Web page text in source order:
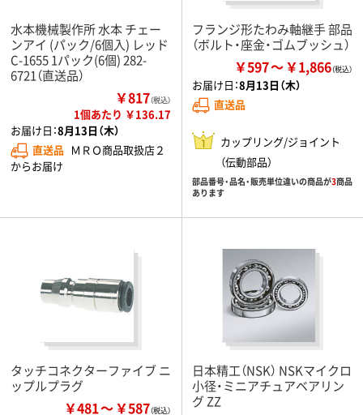
水本機械製作所 水本 チェー
ンアイ (パック/6個入) レッド
C-1655 1パック(6個) 282-
6721（直送品）
￥817（税込）
1個あたり ￥136.17
お届け日：8月13日（木）
直送品 ＭＲＯ商品取扱店２
からお届け
フランジ形たわみ軸継手 部品
（ボルト・座金・ゴムブッシュ）
￥597 ￥1,866
お届け日：8月13日（木）
直送品
カップリング/ジョイント
（伝動部品）
部品番号・品名・販売単位違いの商品が3商品
あります
タッチコネクターファイブ ニ
ップルプラグ
￥481 ￥587
日本精工（NSK） NSKマイクロ
小径・ミニアチュアベアリン
グ ZZ